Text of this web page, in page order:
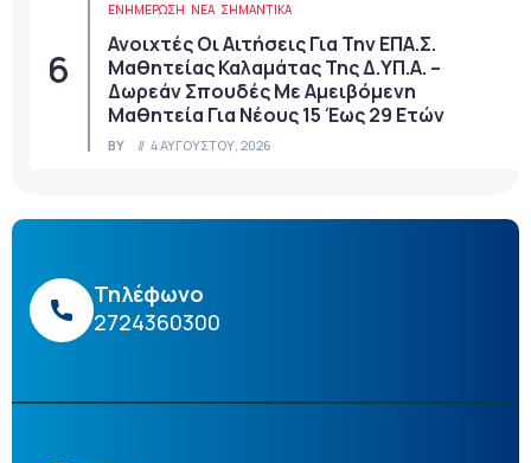
ΕΝΗΜΕΡΩΣΗ ΝΈΑ ΣΗΜΑΝΤΙΚΆ
Ανοιχτές Οι Αιτήσεις Για Την ΕΠΑ.Σ.
Μαθητείας Καλαμάτας Της Δ.ΥΠ.Α. –
Δωρεάν Σπουδές Με Αμειβόμενη
Μαθητεία Για Νέους 15 Έως 29 Ετών
BY 4 ΑΥΓΟΎΣΤΟΥ, 2026
Τηλέφωνο
2724360300